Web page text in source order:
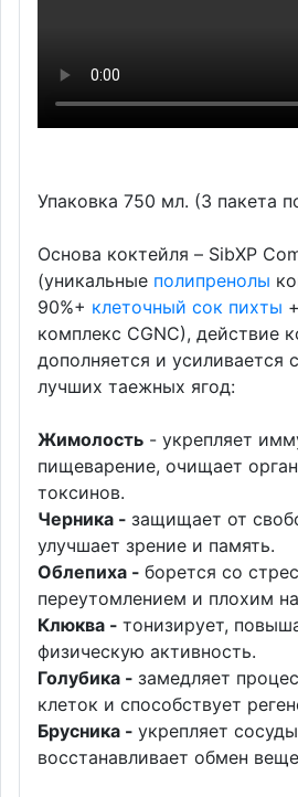
Упаковка 750 мл. (3 пакета
Основа коктейля – SibXP
(уникальные полипренолы
90%+ клеточный сок пихты
комплекс CGNC), действие
дополняется и усиливается
лучших таежных ягод:
Жимолость - укрепляет
пищеварение, очищает
токсинов.
Черника - защищает от
улучшает зрение и память.
Облепиха - борется со
переутомлением и плохим
Клюква - тонизирует,
физическую активность.
Голубика - замедляет
клеток и способствует
Брусника - укрепляет
восстанавливает обмен